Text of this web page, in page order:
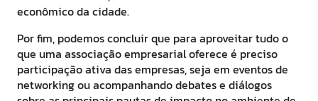
econômico da cidade.
Por fim, podemos concluir que para aproveitar tudo o
que uma associação empresarial oferece é preciso
participação ativa das empresas, seja em eventos de
networking ou acompanhando debates e diálogos